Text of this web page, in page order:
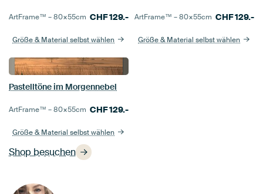
Shop besuchen
ArtFrame™ –80×55cm CHF129.-
Größe & Material selbst wählen
ArtFrame™ –80×55cm CHF129.-
Größe & Material selbst wählen
Pastelltöne im Morgennebel
ArtFrame™ –80×55cm CHF129.-
Größe & Material selbst wählen